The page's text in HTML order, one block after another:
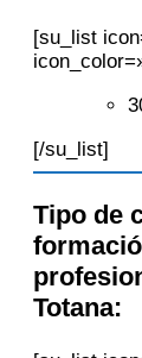
[su_list
[/su_list]
Tipo de
Totana: